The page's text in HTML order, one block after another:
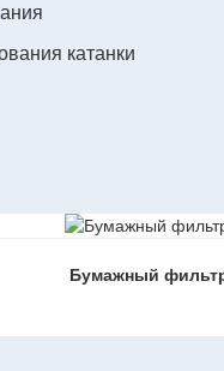
катанки
Бумажный